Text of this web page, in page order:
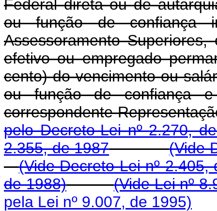
Federal direta ou de
ou função de confiança
Assessoramento
efetivo ou empregado
cento) do vencimento ou
ou função de confiança
correspondente
pelo Decreto-Lei nº 2.270,
2.355, de 1987
(Vide
(Vide Decreto-Lei nº 2.405,
de 1988)
(Vide Lei nº
pela Lei nº 9.007, de 1995)